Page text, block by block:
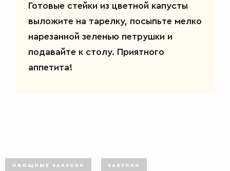
Готовые стейки из цветной капусты
выложите на тарелку, посыпьте мелко
нарезанной зеленью петрушки и
подавайте к столу. Приятного
аппетита!
ОВОЩНЫЕ ЗАКУСКИ ЗАКУСКИ